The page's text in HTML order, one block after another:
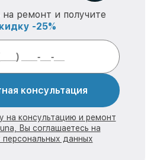
ремонт и получите
-25%
консультация
на консультацию и ремонт
Вы соглашаетесь на
данных